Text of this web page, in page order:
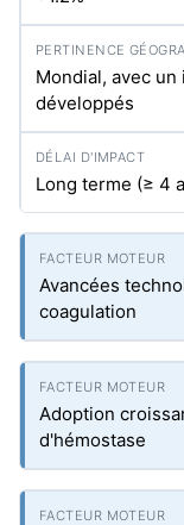
Mondial, avec
développés
Long terme (≥ 4
Avancées
coagulation
Adoption
d'hémostase